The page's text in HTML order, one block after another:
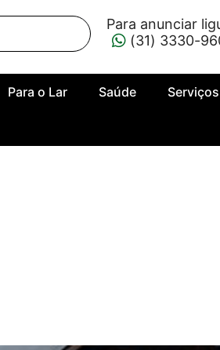
Para anunciar
(31) 3330-
Para o Lar Saúde Serviços